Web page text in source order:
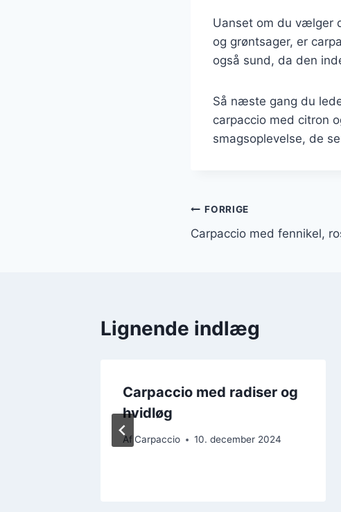
Uanset om du vælger
og grøntsager, er
også sund, da den
Så næste gang du
carpaccio med citron
smagsoplevelse, de
FORRIGE
Carpaccio med fennikel,
Lignende indlæg
Carpaccio med radiser og
hvidløg
AfCarpaccio 10. december 2024